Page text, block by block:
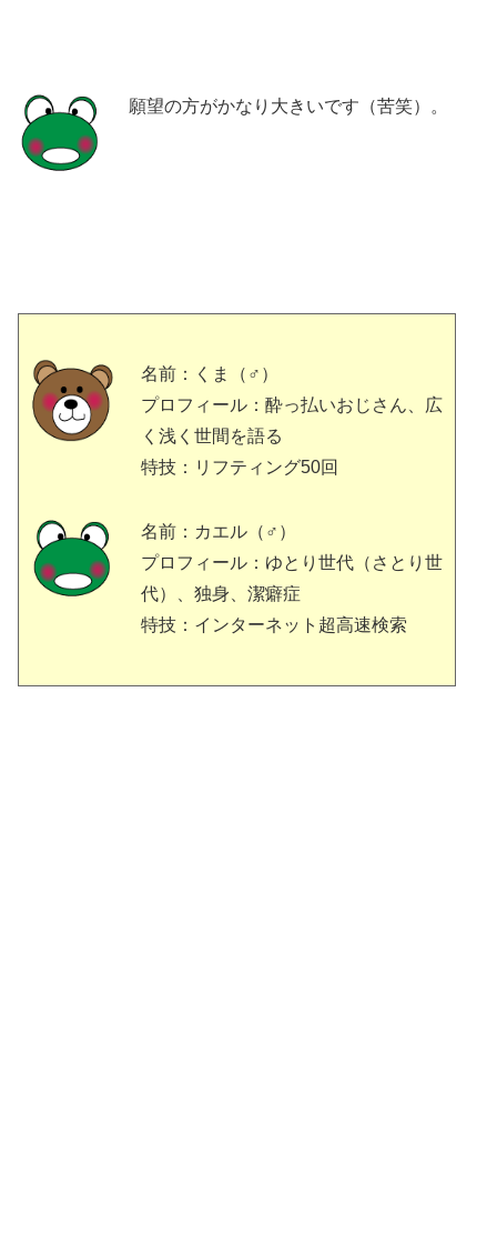
願望の方がかなり大きいです（苦笑）。
名前：くま（♂）
プロフィール：酔っ払いおじさん、広
く浅く世間を語る
特技：リフティング50回
名前：カエル（♂）
プロフィール：ゆとり世代（さとり世
代）、独身、潔癖症
特技：インターネット超高速検索